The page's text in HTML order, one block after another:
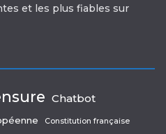
et les plus fiables sur
Chatbot
Constitution française